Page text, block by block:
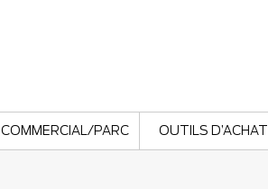
COMMERCIAL/PARC OUTILS D’ACHAT